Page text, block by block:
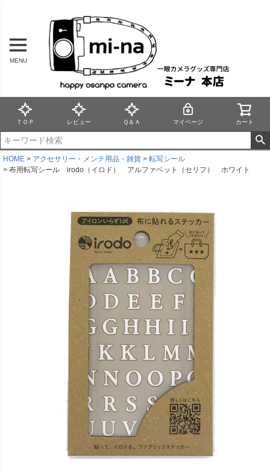
MENU
ＴＯＰ レビュー Ｑ＆Ａ マイページ カート
HOME アクセサリー・メンテ用品・雑貨
転写シール
布用転写シール irodo（イロド） アルファベット（セリフ） ホワイト